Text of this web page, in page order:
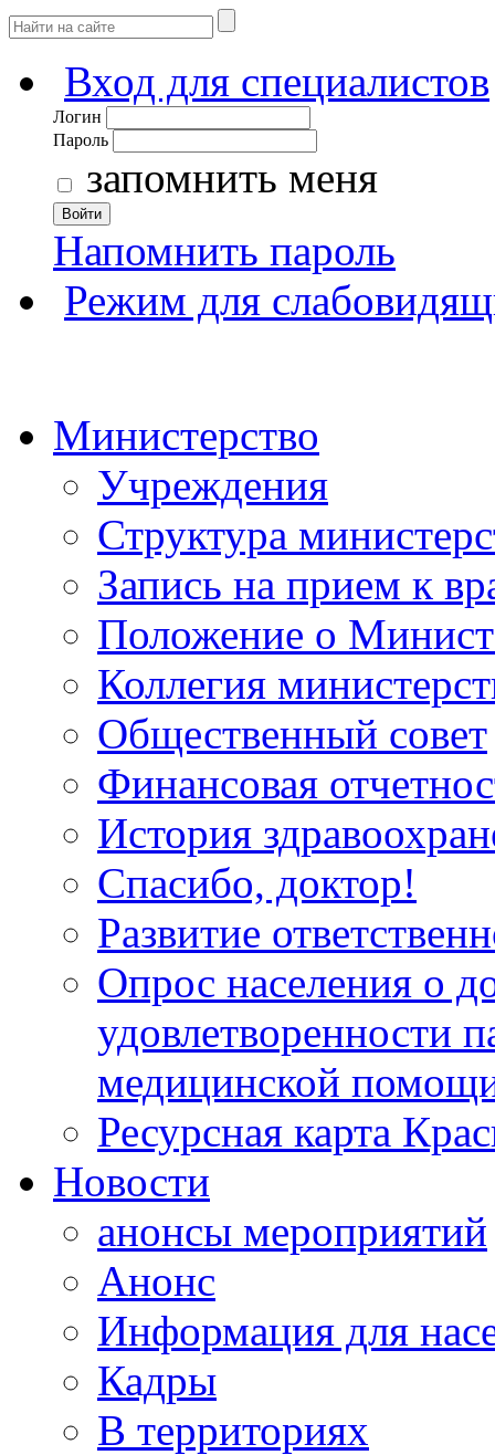
Вход для специалистов
Логин
Пароль
запомнить меня
Войти
Напомнить пароль
Режим для
Министерство
Учреждения
Структура
Запись на прием к
Положение о
Коллегия
Общественный совет
Финансовая
История
Спасибо, доктор!
Развитие
Опрос населения о
удовлетворенности
медицинской
Ресурсная карта
Новости
анонсы мероприятий
Анонс
Информация для
Кадры
В территориях